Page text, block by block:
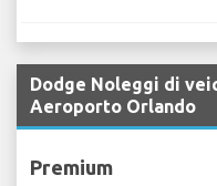
Dodge Noleggi di
Aeroporto Orlando
Premium